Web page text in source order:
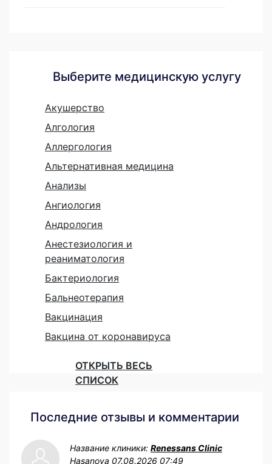
Выберите медицинскую услугу
Акушерство
Алгология
Аллергология
Альтернативная медицина
Анализы
Ангиология
Андрология
Анестезиология и
реаниматология
Бактериология
Бальнеотерапия
Вакцинация
Вакцина от коронавируса
ОТКРЫТЬ ВЕСЬ
СПИСОК
Последние отзывы и комментарии
Название клиники: Renessans Clinic
Hasanova 07.08.2026 07:49